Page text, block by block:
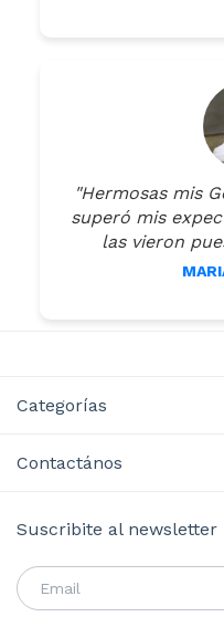
"Hermosas mis
superó mis
las vieron
Categorías
Contactános
Suscribite al newsletter